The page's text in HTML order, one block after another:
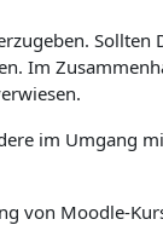
Im
im Umgang
von Moodle-